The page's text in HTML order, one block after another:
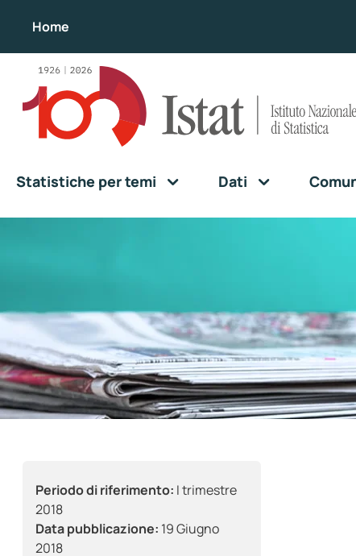
Home
Statistiche per temi Dati
Periodo di riferimento: I trimestre
2018
Data pubblicazione: 19 Giugno
2018